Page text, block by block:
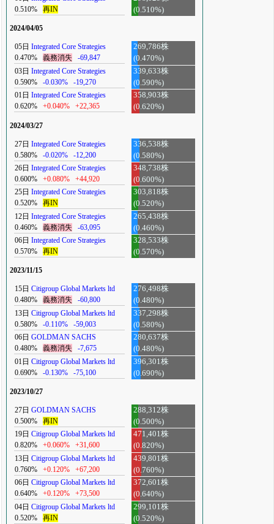
0.510%
再IN
(0.510%)
2024/04/05
05日 Integrated Core Strategies
0.470%
義務消失 -69,847
269,786株
(0.470%)
03日 Integrated Core Strategies
0.590%
-0.030% -19,270
339,633株
(0.590%)
01日 Integrated Core Strategies
0.620%
+0.040% +22,365
358,903株
(0.620%)
2024/03/27
27日 Integrated Core Strategies
0.580%
-0.020% -12,200
336,538株
(0.580%)
26日 Integrated Core Strategies
0.600%
+0.080% +44,920
348,738株
(0.600%)
25日 Integrated Core Strategies
0.520%
再IN
303,818株
(0.520%)
12日 Integrated Core Strategies
0.460%
義務消失 -63,095
265,438株
(0.460%)
06日 Integrated Core Strategies
0.570%
再IN
328,533株
(0.570%)
2023/11/15
15日 Citigroup Global Markets ltd
0.480%
義務消失 -60,800
276,498株
(0.480%)
13日 Citigroup Global Markets ltd
0.580%
-0.110% -59,003
337,298株
(0.580%)
06日 GOLDMAN SACHS
0.480%
義務消失 -7,675
280,637株
(0.480%)
01日 Citigroup Global Markets ltd
0.690%
-0.130% -75,100
396,301株
(0.690%)
2023/10/27
27日 GOLDMAN SACHS
0.500%
再IN
288,312株
(0.500%)
19日 Citigroup Global Markets ltd
0.820%
+0.060% +31,600
471,401株
(0.820%)
13日 Citigroup Global Markets ltd
0.760%
+0.120% +67,200
439,801株
(0.760%)
06日 Citigroup Global Markets ltd
0.640%
+0.120% +73,500
372,601株
(0.640%)
04日 Citigroup Global Markets ltd
0.520%
再IN
299,101株
(0.520%)